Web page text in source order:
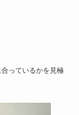
っているかを見極